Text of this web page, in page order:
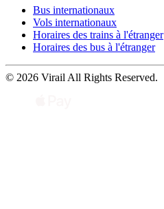
Bus internationaux
Vols internationaux
Horaires des trains à l'étranger
Horaires des bus à l'étranger
© 2026 Virail All Rights Reserved.